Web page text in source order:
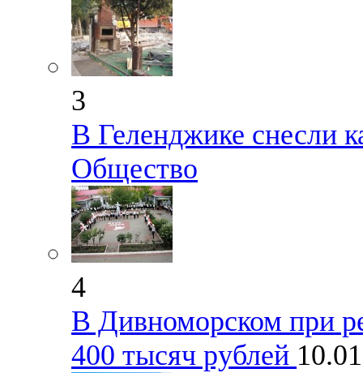
3
В Геленджике снесли
Общество
4
В Дивноморском при
400 тысяч рублей